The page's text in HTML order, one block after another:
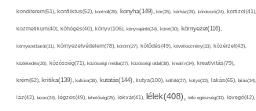
konditerem(51), konfliktus(52), kontroll(28), konyha(149), kór(25), kórház(29), kórokozó(24), kortizol(41),
kozmetikum(40), köhögés(40), könyv(106), könyvajánló(24), köret(30), környezet(116),
környezetbarát(31), környezetvédelem(78), köröm(27), kötődés(49), következmény(33), közérzet(43),
közlekedés(26), közösség(71), közösségi média(27), közösségi oldal(38), kreatív(34), kreativitás(79),
krém(62), kritika(139), kultúra(36), kutatás(144), kutya(100), külföld(27), kütyü(33), lakás(65), látás(34),
láz(42), lazac(24), légzés(49), lehetőség(25), lekvár(41), lélek(408), lelki egészség(33), levegő(42),